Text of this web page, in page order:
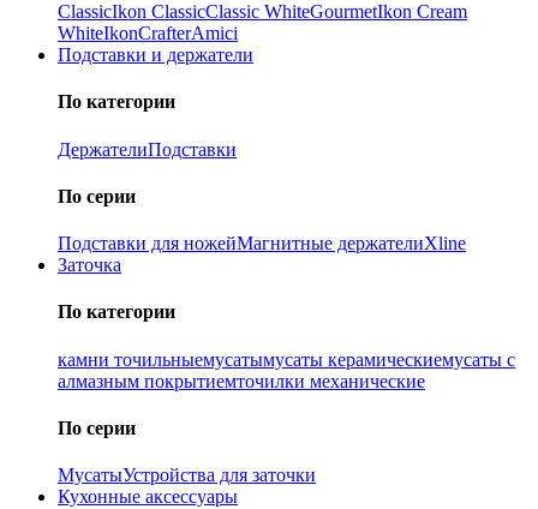
ClassicIkon ClassiсClassic WhiteGourmetIkon Cream
WhiteIkonCrafterAmici
Подставки и держатели
По категории
ДержателиПодставки
По серии
Подставки для ножейМагнитные держателиXline
Заточка
По категории
камни точильныемусатымусаты керамическиемусаты с
алмазным покрытиемточилки механические
По серии
МусатыУстройства для заточки
Кухонные аксессуары